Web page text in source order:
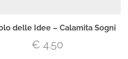
delle Idee – Calamita Sogni
€ 4.50